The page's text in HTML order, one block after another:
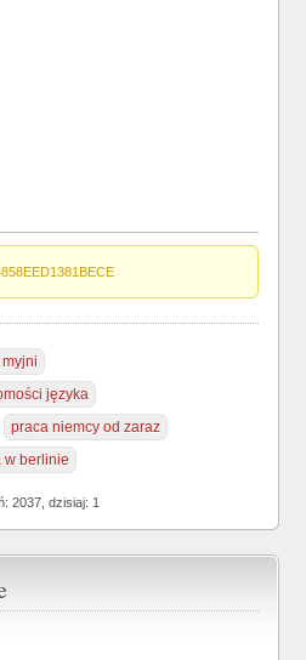
języka
praca niemcy od zaraz
w berlinie
2037, dzisiaj: 1